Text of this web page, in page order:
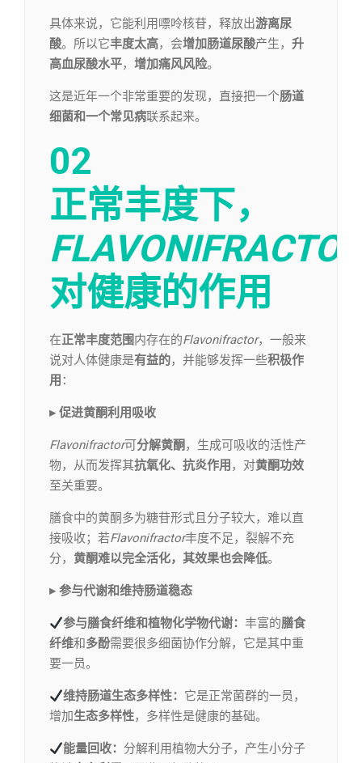
具体来说，它能利用嘌呤核苷，释放出游离尿
酸。所以它丰度太高，会增加肠道尿酸产生， 升
高血尿酸水平， 增加痛风风险。
这是近年一个非常重要的发现，直接把一个肠道
细菌和一个常见病联系起来。
02
正常丰度下，
对健康的作用
在正常丰度范围内存在的Flavonifractor，一般来
说对人体健康是有益的，并能够发挥一些积极作
用 ：
▸ 促进黄酮利用吸收
Flavonifractor可 分解黄酮 ，生成可吸收的活性产
物，从而发挥其抗氧化、抗炎作用 ，对黄酮功效
至关重要。
膳食中的黄酮多为糖苷形式且分子较大，难以直
接吸收；若Flavonifractor丰度不足，裂解不充
分， 黄酮难以完全活化，其效果也会降低。
▸ 参与代谢和维持肠道稳态
参与膳食纤维和植物化学物代谢：丰富的膳食
纤维和多酚需要很多细菌协作分解，它是其中重
要一员。
维持肠道生态多样性： 它是正常菌群的一员，
增加生态多样性，多样性是健康的基础。
能量回收： 分解利用植物大分子，产生小分子